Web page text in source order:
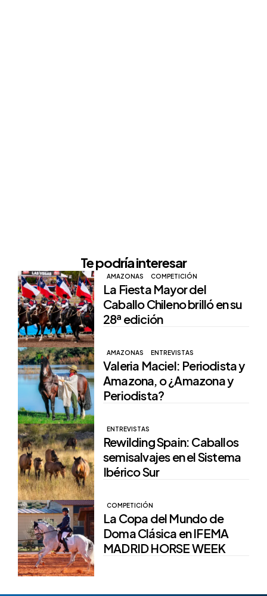
Te podría interesar
AMAZONAS COMPETICIÓN
La Fiesta Mayor del
Caballo Chileno brilló en su
28ª edición
AMAZONAS ENTREVISTAS
Valeria Maciel: Periodista y
Amazona, o ¿Amazona y
Periodista?
ENTREVISTAS
Rewilding Spain: Caballos
semisalvajes en el Sistema
Ibérico Sur
COMPETICIÓN
La Copa del Mundo de
Doma Clásica en IFEMA
MADRID HORSE WEEK